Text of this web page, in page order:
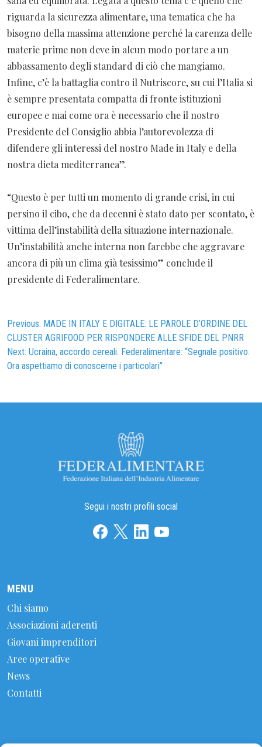
riguarda la sicurezza alimentare, una tematica che ha
bisogno della massima attenzione perché la carenza delle
materie prime non deve in alcun modo portare a un
abbassamento degli standard di ciò che mangiamo.
Infine, c’è la battaglia contro il Nutriscore, su cui l’Italia si
è sempre presentata compatta di fronte istituzioni
europee e mai come ora è necessario che il nostro
Presidente del Consiglio abbia l’autorevolezza di
difendere gli interessi del nostro Made in Italy e della
nostra dieta mediterranea”.
“Questo è per tutti un momento di grande crisi, in cui
persino il cibo, che da decenni è stato dato per scontato, è
vittima dell’instabilità della situazione internazionale.
Un’instabilità anche interna non farebbe che aggravare
ancora di più un clima già tesissimo” conclude il
presidente di Federalimentare.
Navigazione
articoli
Previous: MADE IN ITALY E DIGITALE: LE PAROLE D’ORDINE DEL
CLUSTER AGRIFOOD PER RISPONDERE ALLE SFIDE DEL PNRR
Next: Ucraina, accordo cereali. Federalimentare: “Segnale positivo.
Ora aspettiamo di conoscerne i particolari”
Segui i nostri profili social
MENU
Chi siamo
Associazioni aderenti
Giovani imprenditori
Aree operative
News
Contatti